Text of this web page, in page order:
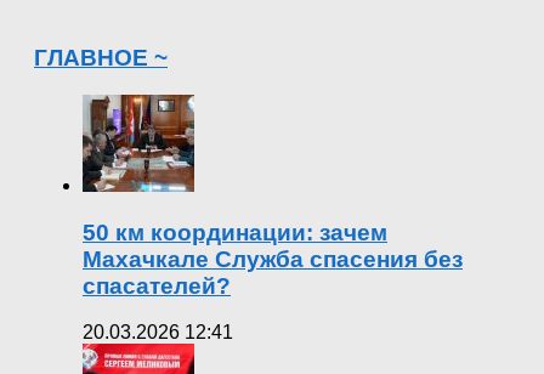
ГЛАВНОЕ ~
50 км координации: зачем
Махачкале Служба спасения без
спасателей?
20.03.2026 12:41